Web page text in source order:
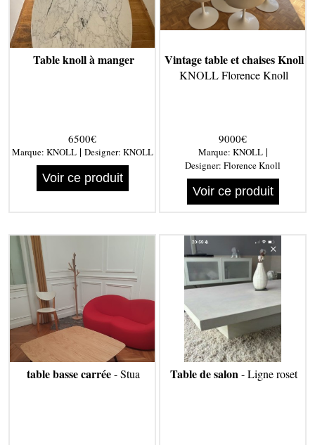
Table knoll à manger
6500€
Marque: KNOLL| Designer: KNOLL
Voir ce produit
Vintage table et chaises Knoll
KNOLL Florence Knoll
9000€
Marque: KNOLL|
Designer: Florence Knoll
Voir ce produit
table basse carrée- Stua Table de salon- Ligne roset